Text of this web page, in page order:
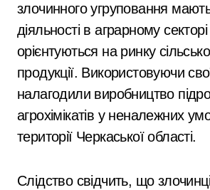
злочинного угруповання
діяльності в аграрному
орієнтуються на ринку
продукції. Використовуючи
налагодили виробництво
агрохімікатів у неналежних
території Черкаської області.
Слідство свідчить, що